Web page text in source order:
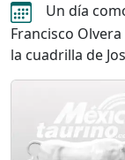
Un día
Francisco
la cuadrilla de